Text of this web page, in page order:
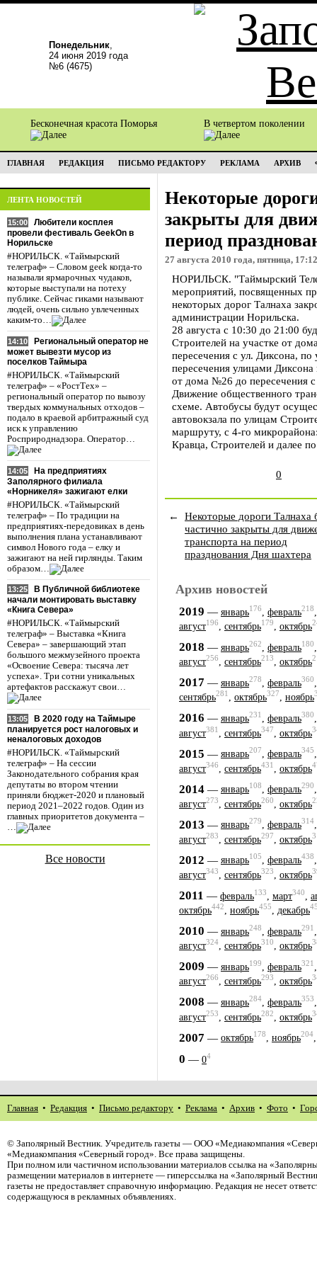
Понедельник,
24 июня 2019 года
№6 (4675)
Бесконечная красота Поморья В четвертом поколении
ГЛАВНАЯ РЕДАКЦИЯ ПИСЬМО РЕДАКТОРУ РЕКЛАМА АРХИВ
ЛЕНТА НОВОСТЕЙ
15:00
Любители косплея
провели фестиваль GeekOn в
Норильске
#НОРИЛЬСК. «Таймырский
телеграф» – Словом geek когда-то
называли ярмарочных чудаков,
которые выступали на потеху
публике. Сейчас гиками называют
людей, очень сильно увлеченных
каким-то…
14:10
Региональный оператор не
может вывезти мусор из
поселков Таймыра
#НОРИЛЬСК. «Таймырский
телеграф» – «РостТех» –
региональный оператор по вывозу
твердых коммунальных отходов –
подало в краевой арбитражный суд
иск к управлению
Росприроднадзора. Оператор…
14:05
На предприятиях
Заполярного филиала
«Норникеля» зажигают елки
#НОРИЛЬСК. «Таймырский
телеграф» – По традиции на
предприятиях-передовиках в день
выполнения плана устанавливают
символ Нового года – елку и
зажигают на ней гирлянды. Таким
образом…
13:25
В Публичной библиотеке
начали монтировать выставку
«Книга Севера»
#НОРИЛЬСК. «Таймырский
телеграф» – Выставка «Книга
Севера» – завершающий этап
большого межмузейного проекта
«Освоение Севера: тысяча лет
успеха». Три сотни уникальных
артефактов расскажут свои…
13:05
В 2020 году на Таймыре
планируется рост налоговых и
неналоговых доходов
#НОРИЛЬСК. «Таймырский
телеграф» – На сессии
Законодательного собрания края
депутаты во втором чтении
приняли бюджет-2020 и плановый
период 2021–2022 годов. Один из
главных приоритетов документа –
…
Все новости
Некоторые
закрыты для
период
27 августа 2010 года, пятница, 17:12
НОРИЛЬСК. "Таймырский
мероприятий, посвященных
некоторых дорог Талнаха
администрации Норильска.
28 августа с 10:30 до 21:00
Строителей на участке от
пересечения с ул. Диксона,
пересечения улицами
от дома №26 до пересечения
Движение общественного
схеме. Автобусы будут
автовокзала по улицам
маршруту, с 4-го
Кравца, Строителей и далее
0
←
Некоторые дороги Талнаха
частично закрыты для
транспорта на период
празднования Дня шахтера
Архив новостей
2019 — январь176 февраль218
август196, сентябрь179, октябрь
2018 — январь262 февраль180
август256, сентябрь213, октябрь
2017 — январь278 февраль360
сентябрь281, октябрь327, ноябрь
2016 — январь231 февраль380
август381 сентябрь347 октябрь
2015 — январь207, февраль345
август346 сентябрь431 октябрь
2014 — январь108, февраль290
август273 сентябрь260 октябрь
2013 — январь279, февраль314
август283 сентябрь297 октябрь
2012 — январь105, февраль438
август343, сентябрь323, октябрь
2011 — февраль133 март340
октябрь442, ноябрь455, декабрь
2010 — январь248 февраль291
август324, сентябрь310, октябрь
2009 — январь199 февраль321
август266, сентябрь293, октябрь
2008 — январь284 февраль353
август253 сентябрь282 октябрь
2007 — октябрь178, ноябрь204
0 — 04
Главная • Редакция • Письмо редактору • Реклама • Архив • Фото •
© Заполярный Вестник. Учредитель газеты — ООО «Медиакомпания
«Медиакомпания «Северный город». Все права защищены.
При полном или частичном использовании материалов ссылка на
размещении материалов в интернете — гиперссылка на «Заполярный
газеты не предоставляет справочную информацию. Редакция не несет
содержащуюся в рекламных объявлениях.